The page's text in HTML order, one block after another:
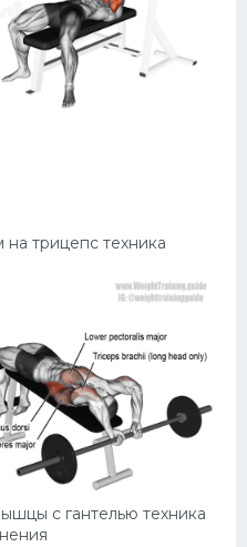
трицепс техника
с гантелью техника